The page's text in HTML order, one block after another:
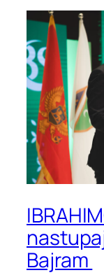
Bajram